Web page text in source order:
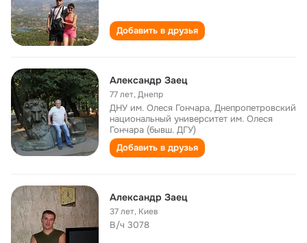
Добавить в друзья
Александр Заец
77 лет,Днепр
ДНУ им. Олеся Гончара, Днепропетровский
национальный университет им. Олеся
Гончара (бывш. ДГУ)
Добавить в друзья
Александр Заец
37 лет, Киев
В/ч 3078